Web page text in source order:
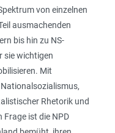
von einzelnen
ausmachenden
bis hin zu NS-
sie wichtigen
Mit
Rhetorik und
Frage ist die NPD